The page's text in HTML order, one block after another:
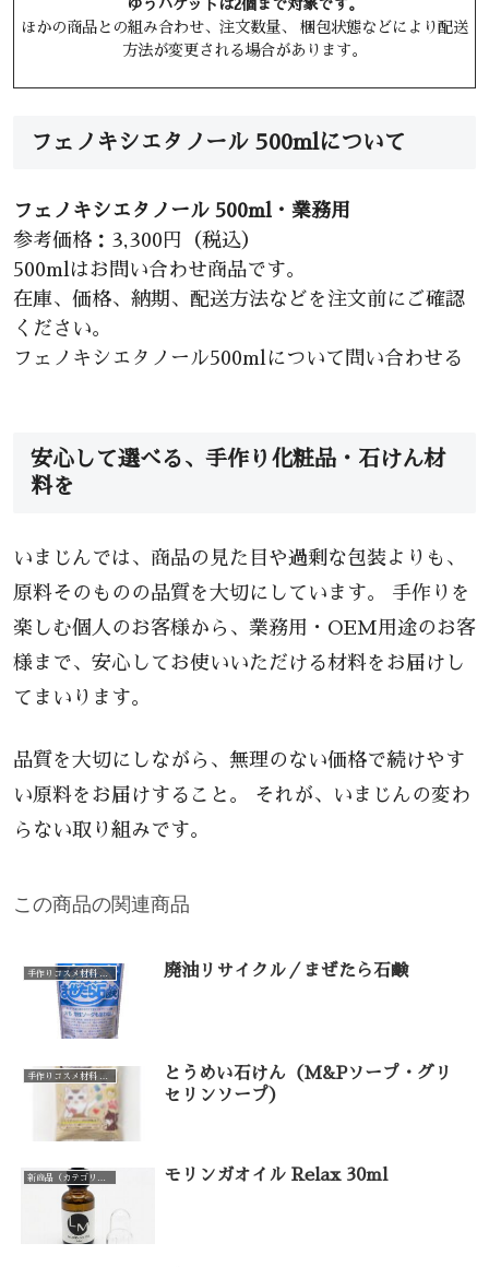
ゆうパケットは2個まで対象です。
ほかの商品との組み合わせ、注文数量、 梱包状態などにより配送
方法が変更される場合があります。
フェノキシエタノール 500mlについて
フェノキシエタノール 500ml・業務用
参考価格：3,300円（税込）
500mlはお問い合わせ商品です。
在庫、価格、納期、配送方法などを注文前にご確認
ください。
フェノキシエタノール500mlについて問い合わせる
安心して選べる、手作り化粧品・石けん材
料を
いまじんでは、商品の見た目や過剰な包装よりも、
原料そのものの品質を大切にしています。 手作りを
楽しむ個人のお客様から、業務用・OEM用途のお客
様まで、安心してお使いいただける材料をお届けし
てまいります。
品質を大切にしながら、無理のない価格で続けやす
い原料をお届けすること。 それが、いまじんの変わ
らない取り組みです。
この商品の関連商品
手作りコスメ材料 手作り石けん材料（カテゴリー一覧） 廃油リサイクル／まぜたら石鹸
とうめい石けん（M&Pソープ・グリ
セリンソープ）
モリンガオイル Relax 30ml